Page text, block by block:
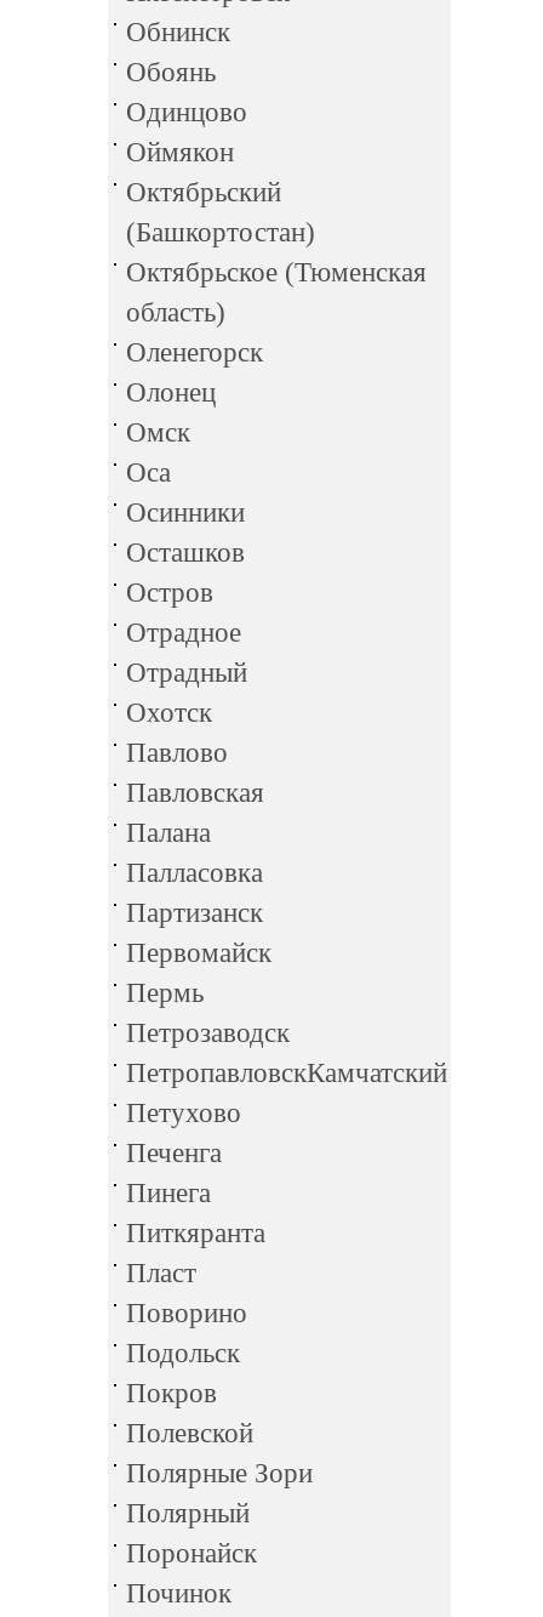
Обнинск
Обоянь
Одинцово
Оймякон
Октябрьский
(Башкортостан)
Октябрьское (Тюменская
область)
Оленегорск
Олонец
Омск
Оса
Осинники
Осташков
Остров
Отрадное
Отрадный
Охотск
Павлово
Павловская
Палана
Палласовка
Партизанск
Первомайск
Пермь
Петрозаводск
ПетропавловскКамчатский
Петухово
Печенга
Пинега
Питкяранта
Пласт
Поворино
Подольск
Покров
Полевской
Полярные Зори
Полярный
Поронайск
Починок